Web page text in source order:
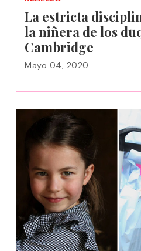
La estricta
la niñera de los
Cambridge
Mayo 04, 2020